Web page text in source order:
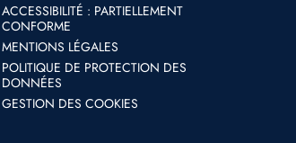
ACCESSIBILITÉ : PARTIELLEMENT
CONFORME
MENTIONS LÉGALES
POLITIQUE DE PROTECTION DES
DONNÉES
GESTION DES COOKIES